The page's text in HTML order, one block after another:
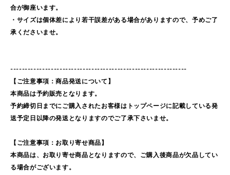
合が御座います。
・サイズは個体差により若干誤差がある場合がありますので、予めご了
承くださいませ。
-------------------------------------------------------------
【ご注意事項：商品発送について】
本商品は予約販売となります。
予約締切日までにご購入されたお客様はトップページに記載している発
送予定日以降の発送となりますのでご了承下さいませ。
【ご注意事項：お取り寄せ商品】
本商品は、お取り寄せ商品となりますので、ご購入後商品が欠品してい
る場合がございます。